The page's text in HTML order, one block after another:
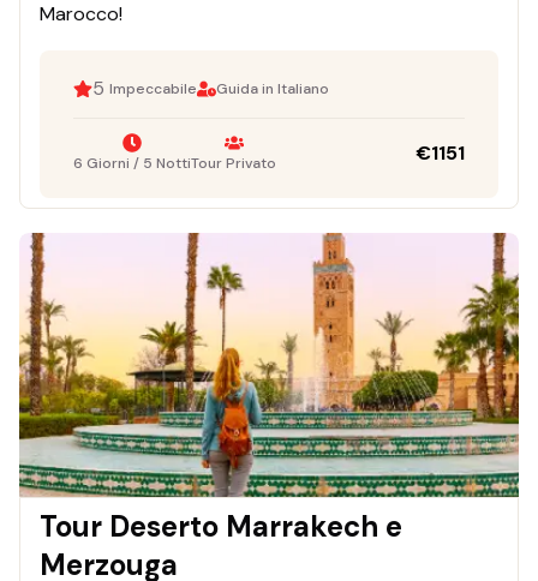
Marocco!
5 Impeccabile Guida in Italiano
6 Giorni / 5 NottiTour Privato €1151
Tour Deserto Marrakech e
Merzouga